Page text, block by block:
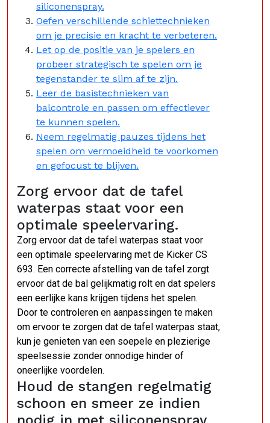
siliconenspray.
Oefen verschillende schiettechnieken
om je precisie en kracht te verbeteren.
Let op de positie van je spelers en
probeer strategisch te spelen om je
tegenstander te slim af te zijn.
Leer de basistechnieken van
balcontrole en passen om effectiever
te kunnen spelen.
Neem regelmatig pauzes tijdens het
spelen om vermoeidheid te voorkomen
en gefocust te blijven.
Zorg ervoor dat de tafel
waterpas staat voor een
optimale speelervaring.
Zorg ervoor dat de tafel waterpas staat voor
een optimale speelervaring met de Kicker CS
693. Een correcte afstelling van de tafel zorgt
ervoor dat de bal gelijkmatig rolt en dat spelers
een eerlijke kans krijgen tijdens het spelen.
Door te controleren en aanpassingen te maken
om ervoor te zorgen dat de tafel waterpas staat,
kun je genieten van een soepele en plezierige
speelsessie zonder onnodige hinder of
oneerlijke voordelen.
Houd de stangen regelmatig
schoon en smeer ze indien